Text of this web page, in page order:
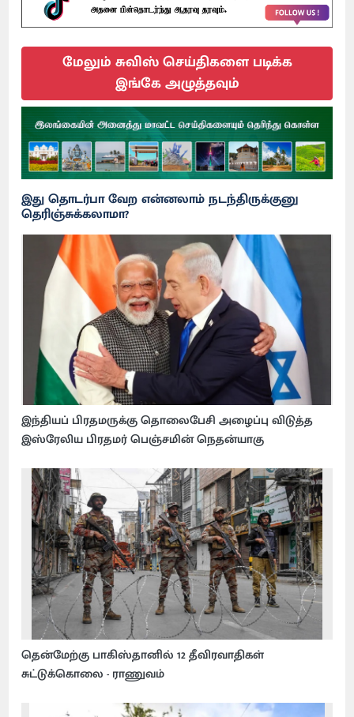
மேலும் சுவிஸ் செய்திகளை படிக்க
இங்கே அழுத்தவும்
இது தொடர்பா வேற என்னலாம் நடந்திருக்குனு
தெரிஞ்சுக்கலாமா?
இந்தியப் பிரதமருக்கு தொலைபேசி அழைப்பு விடுத்த
இஸ்ரேலிய பிரதமர் பெஞ்சமின் நெதன்யாகு
தென்மேற்கு பாகிஸ்தானில் 12 தீவிரவாதிகள்
சுட்டுக்கொலை - ராணுவம்